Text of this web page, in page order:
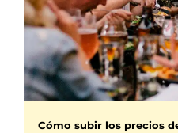
Cómo subir los precios